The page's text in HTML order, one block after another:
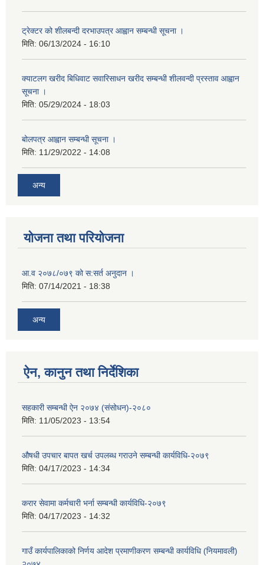
ट्रेक्टर को शीलबन्दी दरभाउपत्र आह्वान सम्बन्धी सूचना ।
मिति: 06/13/2024 - 16:10
क्याटलग खरीद बिधिवाट सवारिसाधन खरीद सम्बन्धी शीलवन्दी प्रस्ताव आह्वान
सूचना ।
मिति: 05/29/2024 - 18:03
बोलपत्र आह्वान सम्बन्धी सूचना ।
मिति: 11/29/2022 - 14:08
अन्य
योजना तथा परियोजना
आ.व २०७८/०७९ को स:सर्त अनुदान ।
मिति: 07/14/2021 - 18:38
अन्य
ऐन, कानुन तथा निर्देशिका
सहकारी सम्बन्धी ऐन २०७४ (संसोधन)-२०८०
मिति: 11/05/2023 - 13:54
औषधी उपचार बापत खर्च उपलब्ध गराउने सम्बन्धी कार्यविधि-२०७९
मिति: 04/17/2023 - 14:34
करार सेवामा कर्मचारी भर्ना सम्बन्धी कार्यविधि-२०७९
मिति: 04/17/2023 - 14:32
गाउँ कार्यपालिकाको निर्णय आदेश प्रमाणीकरण सम्बन्धी कार्यविधि (नियमावली)